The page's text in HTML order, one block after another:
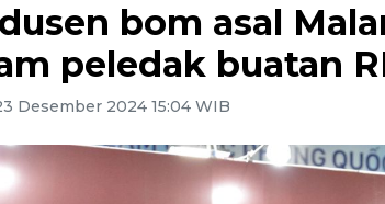
bom asal
peledak buatan
Desember 2024 15:04 WIB